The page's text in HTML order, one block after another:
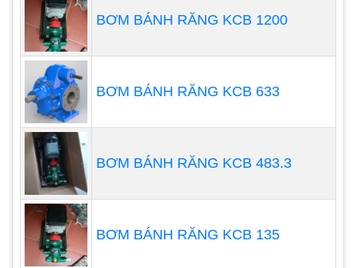
chất lỏng nặng một cách hiệu quả, nhẹ
nhàng và không làm biến dạng các vật liệu
bơm.
BƠM BÁNH RĂNG KCB 1200
BƠM BÁNH RĂNG KCB 633
BƠM BÁNH RĂNG KCB 483.3
BƠM BÁNH RĂNG KCB 135